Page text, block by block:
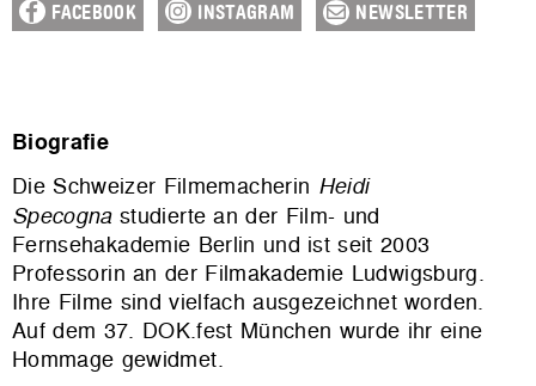
FACEBOOK INSTAGRAM NEWSLETTER
Biografie
Die Schweizer Filmemacherin Heidi
Specognastudierte an der Film- und
Fernsehakademie Berlin und ist seit 2003
Professorin an der Filmakademie Ludwigsburg.
Ihre Filme sind vielfach ausgezeichnet worden.
Auf dem 37. DOK.fest München wurde ihr eine
Hommage gewidmet.